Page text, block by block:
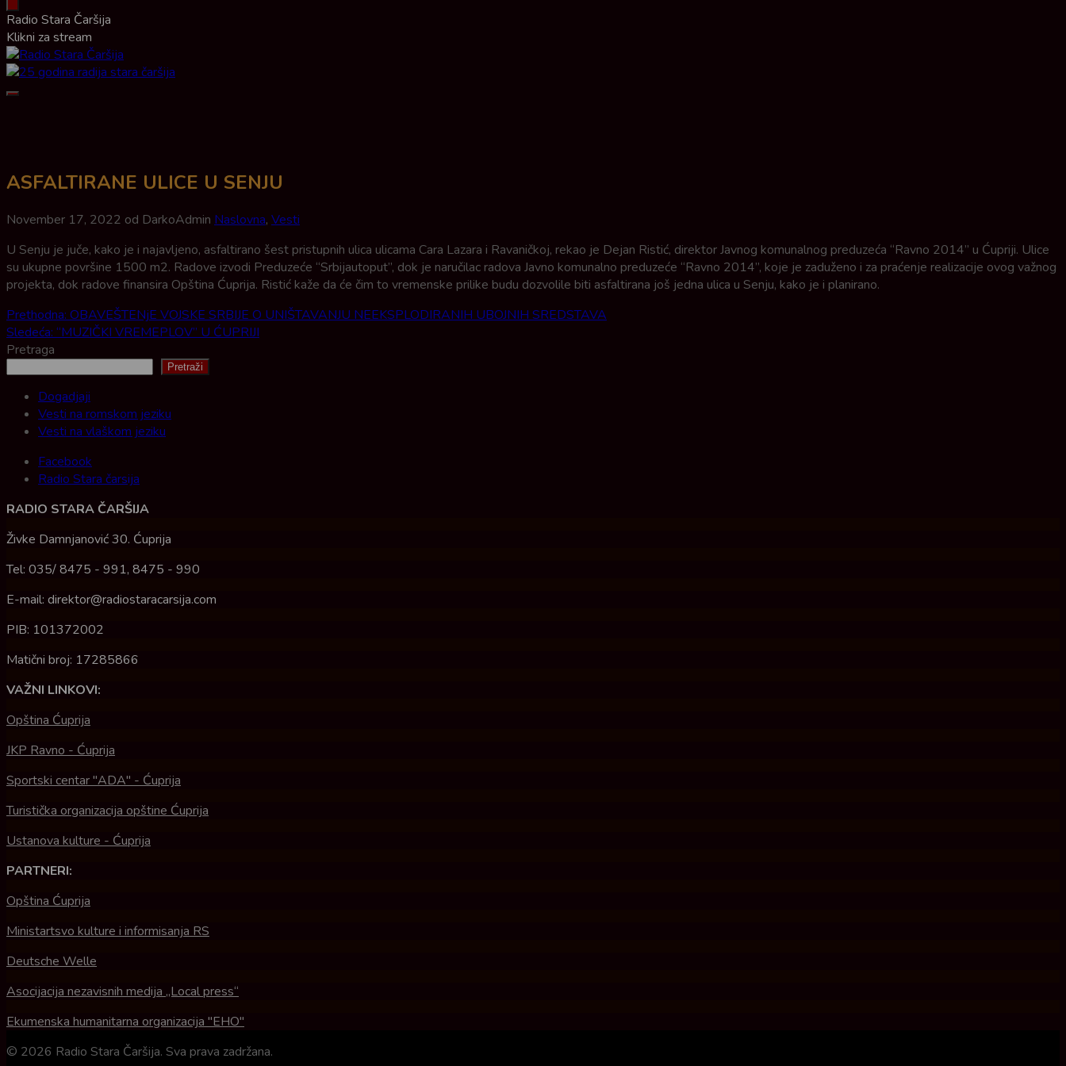
Radio Stara Čaršija
Klikni za stream
ASFALTIRANE ULICE U SENJU
November 17, 2022 od DarkoAdmin Naslovna, Vesti
U Senju je juče, kako je i najavljeno, asfaltirano šest pristupnih ulica ulicama Cara Lazara i Ravaničkoj, rekao je Dejan Ristić, direktor Javnog komunalnog preduzeća “Ravno 2014” u Ćupriji. Ulice
su ukupne površine 1500 m2. Radove izvodi Preduzeće “Srbijautoput”, dok je naručilac radova Javno komunalno preduzeće “Ravno 2014”, koje je zaduženo i za praćenje realizacije ovog važnog
projekta, dok radove finansira Opština Ćuprija. Ristić kaže da će čim to vremenske prilike budu dozvolile biti asfaltirana još jedna ulica u Senju, kako je i planirano.
Post
navigation
Prethodna: OBAVEŠTENjE VOJSKE SRBIJE O UNIŠTAVANJU NEEKSPLODIRANIH UBOJNIH SREDSTAVA
Sledeća: “MUZIČKI VREMEPLOV” U ĆUPRIJI
Pretraga
Pretraži
Dogadjaji
Vesti na romskom jeziku
Vesti na vlaškom jeziku
Facebook
Radio Stara čarsija
RADIO STARA ČARŠIJA
Živke Damnjanović 30. Ćuprija
Tel: 035/ 8475 - 991, 8475 - 990
E-mail: direktor@radiostaracarsija.com
PIB: 101372002
Matični broj: 17285866
VAŽNI LINKOVI:
Opština Ćuprija
JKP Ravno - Ćuprija
Sportski centar "ADA" - Ćuprija
Turistička organizacija opštine Ćuprija
Ustanova kulture - Ćuprija
PARTNERI:
Opština Ćuprija
Ministartsvo kulture i informisanja RS
Deutsche Welle
Asocijacija nezavisnih medija „Local press“
Ekumenska humanitarna organizacija "EHO"
© 2026 Radio Stara Čaršija. Sva prava zadržana.